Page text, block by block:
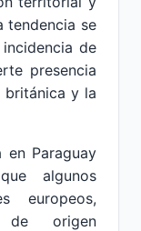
tendencia se
de
presencia
británica y la
en Paraguay
algunos
europeos,
de origen